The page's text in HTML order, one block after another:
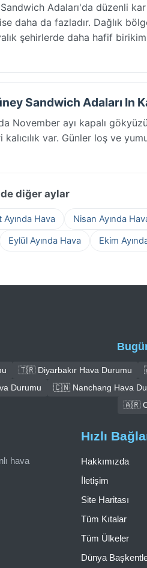
Adaları'da düzenli
daha da fazladır. Dağlık
şehirlerde daha hafif
Sandwich Adaları In
November ayı kapalı
var. Günler loş ve
diğer aylar
Ayında Hava Nisan Ayında
Eylül Ayında Hava Ekim
🇹🇷 Diyarbakır Hava Durumu
Durumu 🇨🇳 Nanchang Hava
🇦🇷
hava
Hızlı
Hakkımızda
İletişim
Site Haritası
Tüm Kıtalar
Tüm Ülkeler
Dünya